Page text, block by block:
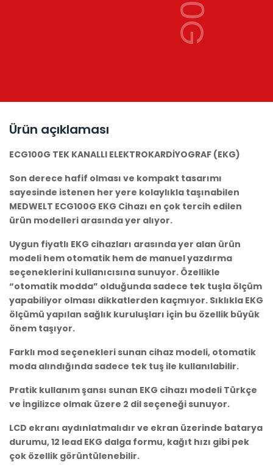
Ürün açıklaması
ECG100G TEK KANALLI ELEKTROKARDİYOGRAF (EKG)
Son derece hafif olması ve kompakt tasarımı
sayesinde istenen her yere kolaylıkla taşınabilen
MEDWELT ECG100G EKG Cihazı en çok tercih edilen
ürün modelleri arasında yer alıyor.
Uygun fiyatlı EKG cihazları arasında yer alan ürün
modeli hem otomatik hem de manuel yazdırma
seçeneklerini kullanıcısına sunuyor. Özellikle
“otomatik modda” olduğunda sadece tek tuşla ölçüm
yapabiliyor olması dikkatlerden kaçmıyor. Sıklıkla EKG
ölçümü yapılan sağlık kuruluşları için bu özellik büyük
önem taşıyor.
Farklı mod seçenekleri sunan cihaz modeli, otomatik
moda alındığında sadece tek tuş ile kullanılabilir.
Pratik kullanım şansı sunan EKG cihazı modeli Türkçe
ve İngilizce olmak üzere 2 dil seçeneği sunuyor.
LCD ekranı aydınlatmalıdır ve ekran üzerinde batarya
durumu, 12 lead EKG dalga formu, kağıt hızı gibi pek
çok özellik görüntülenebilir.